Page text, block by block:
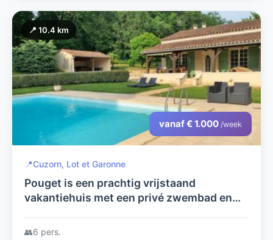
📍 10.4 km
vanaf € 1.000 /week
📍Cuzorn, Lot et Garonne
Pouget is een prachtig vrijstaand
vakantiehuis met een privé zwembad en
👥6 pers.